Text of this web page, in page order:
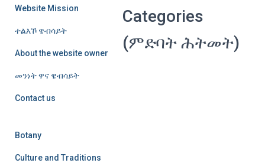
Website Mission
ተልእኾ ዌብሳይት
About the website owner
መንነት ዋና ዌብሳይት
Contact us
Categories
(ምድባት ሕትመት)
Botany
Culture and Traditions